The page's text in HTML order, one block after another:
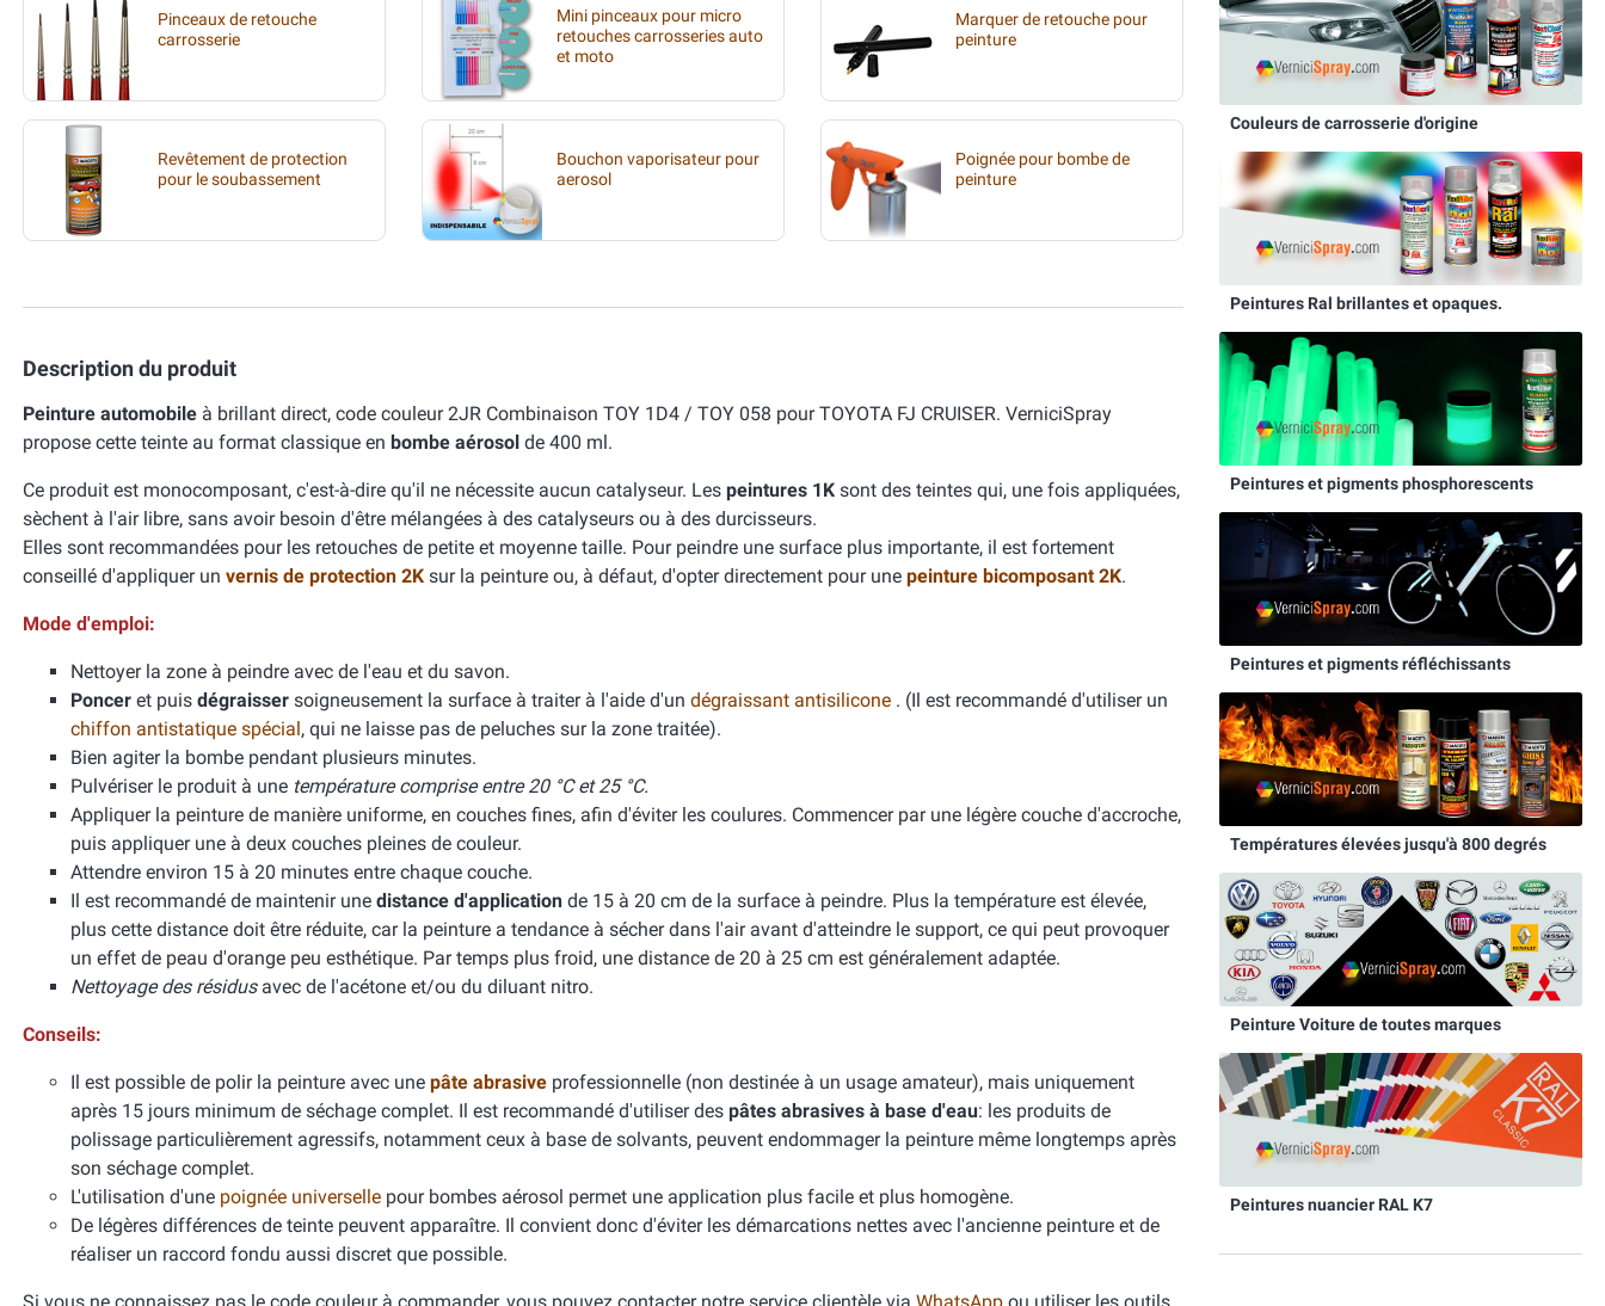
Pinceaux de retouche
carrosserie
Mini pinceaux pour micro
retouches carrosseries auto
et moto
Marquer de retouche pour
peinture
Revêtement de protection
pour le soubassement
Bouchon vaporisateur pour
aerosol
Poignée pour bombe de
peinture
Description du produit
Peinture automobile à brillant direct, code couleur 2JR Combinaison TOY 1D4 / TOY 058 pour TOYOTA FJ CRUISER. VerniciSpray
propose cette teinte au format classique en bombe aérosol de 400 ml.
Ce produit est monocomposant, c'est-à-dire qu'il ne nécessite aucun catalyseur. Les peintures 1K sont des teintes qui, une fois appliquées,
sèchent à l'air libre, sans avoir besoin d'être mélangées à des catalyseurs ou à des durcisseurs.
Elles sont recommandées pour les retouches de petite et moyenne taille. Pour peindre une surface plus importante, il est fortement
conseillé d'appliquer un vernis de protection 2K sur la peinture ou, à défaut, d'opter directement pour une peinture bicomposant 2K.
Mode d'emploi:
Nettoyer la zone à peindre avec de l'eau et du savon.
Poncer et puis dégraisser soigneusement la surface à traiter à l'aide d'un dégraissant antisilicone . (Il est recommandé d'utiliser un
chiffon antistatique spécial, qui ne laisse pas de peluches sur la zone traitée).
Bien agiter la bombe pendant plusieurs minutes.
Pulvériser le produit à une température comprise entre 20 °C et 25 °C.
Appliquer la peinture de manière uniforme, en couches fines, afin d'éviter les coulures. Commencer par une légère couche d'accroche,
puis appliquer une à deux couches pleines de couleur.
Attendre environ 15 à 20 minutes entre chaque couche.
Il est recommandé de maintenir une distance d'application de 15 à 20 cm de la surface à peindre. Plus la température est élevée,
plus cette distance doit être réduite, car la peinture a tendance à sécher dans l'air avant d'atteindre le support, ce qui peut provoquer
un effet de peau d'orange peu esthétique. Par temps plus froid, une distance de 20 à 25 cm est généralement adaptée.
Nettoyage des résidusavec de l'acétone et/ou du diluant nitro.
Conseils:
Il est possible de polir la peinture avec une pâte abrasive professionnelle (non destinée à un usage amateur), mais uniquement
après 15 jours minimum de séchage complet. Il est recommandé d'utiliser des pâtes abrasives à base d'eau: les produits de
polissage particulièrement agressifs, notamment ceux à base de solvants, peuvent endommager la peinture même longtemps après
son séchage complet.
L'utilisation d'une poignée universelle pour bombes aérosol permet une application plus facile et plus homogène.
De légères différences de teinte peuvent apparaître. Il convient donc d'éviter les démarcations nettes avec l'ancienne peinture et de
réaliser un raccord fondu aussi discret que possible.
Couleurs de carrosserie d'origine
Peintures Ral brillantes et opaques.
Peintures et pigments phosphorescents
Peintures et pigments réfléchissants
Températures élevées jusqu'à 800 degrés
Peinture Voiture de toutes marques
Peintures nuancier RAL K7